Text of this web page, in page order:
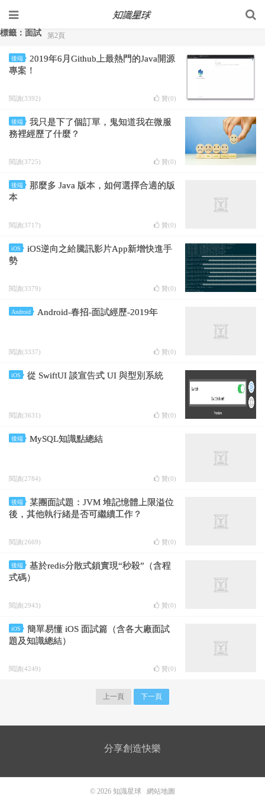
標籤：面試 第2頁
後端
2019年6月Github上最熱門的Java開源
專案！
閱讀(3392) 贊(0)
後端
我只是下了個訂單，鬼知道我在微服
務裡經歷了什麼？
閱讀(3725) 贊(0)
後端
那麼多 Java 版本，如何選擇合適的版
本
閱讀(3717) 贊(0)
iOS
iOS逆向之給騰訊影片App新增快進手
勢
閱讀(3379) 贊(0)
Android Android-春招-面試經歷-2019年
閱讀(3337) 贊(0)
iOS 從 SwiftUI 談宣告式 UI 與型別系統
閱讀(3631) 贊(0)
後端 MySQL知識點總結
閱讀(2784) 贊(0)
後端
某團面試題：JVM 堆記憶體上限溢位
後，其他執行緒是否可繼續工作？
閱讀(2669) 贊(0)
後端
基於redis分散式鎖實現“秒殺”（含程
式碼）
閱讀(2943) 贊(0)
iOS
簡單易懂 iOS 面試篇（含各大廠面試
題及知識總結）
閱讀(4249) 贊(0)
上一頁 下一頁
分享創造快樂
© 2026 知識星球 網站地圖